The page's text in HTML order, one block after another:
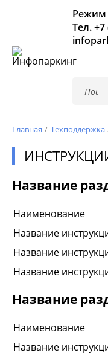
Режим
Тел.+7
Главная Техподдержка
Название
Наименование
Название
Название
Название
Название
Наименование
Название